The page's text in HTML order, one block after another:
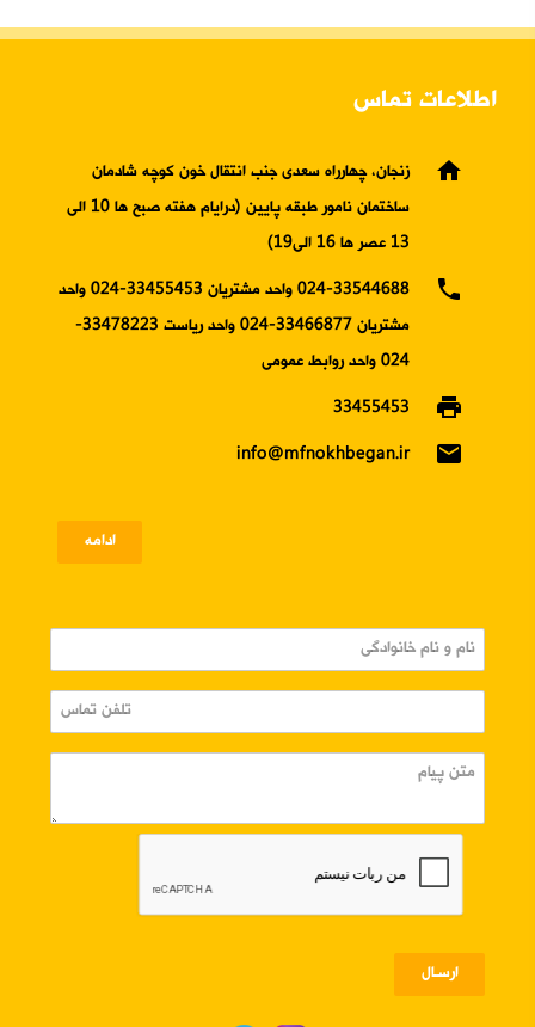
اطلاعات تماس
home
زنجان، چهارراه سعدی جنب انتقال خون کوچه شادمان
ساختمان نامور طبقه پایین (درایام هفته صبح ها 10 الی
13 عصر ها 16 الی19)
phone
024-33544688 واحد مشتریان 33455453-024 واحد
مشتریان 33466877-024 واحد ریاست 33478223-
024 واحد روابط عمومی
print
33455453
email
info@mfnokhbegan.ir
ادامه
ارسـال